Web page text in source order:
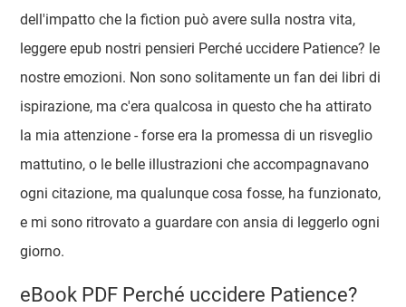
dell'impatto che la fiction può avere sulla nostra vita,
leggere epub nostri pensieri Perché uccidere Patience? le
nostre emozioni. Non sono solitamente un fan dei libri di
ispirazione, ma c'era qualcosa in questo che ha attirato
la mia attenzione - forse era la promessa di un risveglio
mattutino, o le belle illustrazioni che accompagnavano
ogni citazione, ma qualunque cosa fosse, ha funzionato,
e mi sono ritrovato a guardare con ansia di leggerlo ogni
giorno.
eBook PDF Perché uccidere Patience?